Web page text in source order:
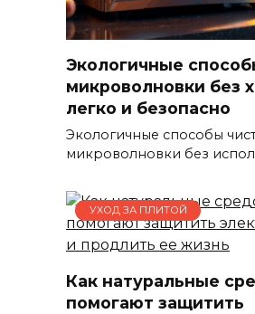
Экологичные
микроволновки без
легко и безопасно
Экологичные способы
микроволновки без
УХОД ЗА ПЛИТОЙ
Как натуральные
помогают защитить